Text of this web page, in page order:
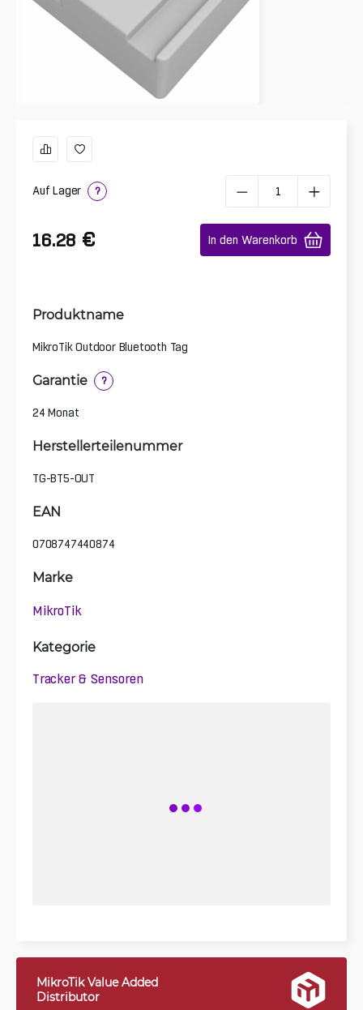
Auf Lager ?
16.28 € In den Warenkorb
Produktname
MikroTik Outdoor Bluetooth Tag
Garantie ?
24 Monat
Herstellerteilenummer
TG-BT5-OUT
EAN
0708747440874
Marke
MikroTik
Kategorie
Tracker & Sensoren
MikroTik Value Added
Distributor